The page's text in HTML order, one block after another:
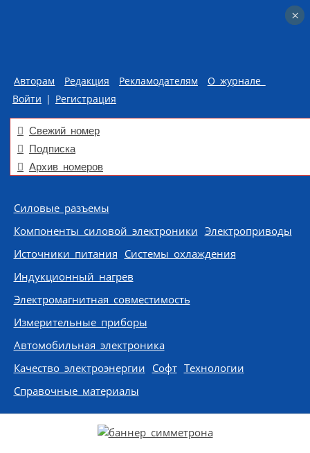
Авторам Редакция Рекламодателям
О журнале
Войти | Регистрация
Свежий номер
Подписка
Архив номеров
Skip to content
Силовые разъемы
Компоненты силовой электроники Электроприводы
Источники питания Системы охлаждения
Индукционный нагрев
Электромагнитная совместимость
Измерительные приборы
Автомобильная электроника
Качество электроэнергии Софт Технологии
Справочные материалы
×
×